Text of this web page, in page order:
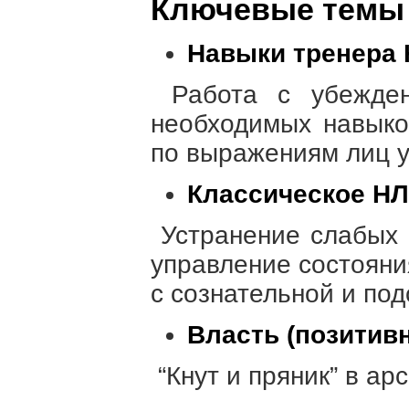
Ключевые
Навыки тренера
Работа с
необходимых
по выражениям лиц
Классическое
Устранение
управление
с сознательной и
Власть
“Кнут и пряник” в